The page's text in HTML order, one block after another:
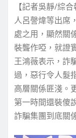
【記者吳靜/綜
人呂謦煒等出席
處之用，顯然關
裝聾作啞，就證
王鴻薇表示，詐
過，惡行令人髮
高層關係匪淺。
第一時間還裝傻
詐騙集團到底關